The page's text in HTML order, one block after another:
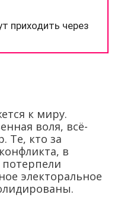
к миру.
воля, всё-
Те, кто за
в
электоральное